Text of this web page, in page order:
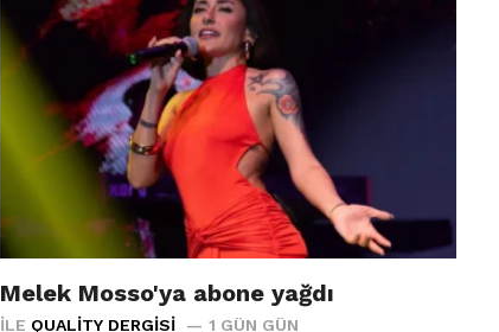
Melek Mosso'ya abone yağdı
İLE QUALITY DERGISI 1 GÜN GÜN